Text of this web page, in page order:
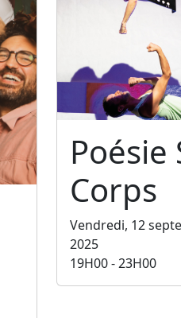
Poésie
Corps
Vendredi, 12
2025
19H00 - 23H00